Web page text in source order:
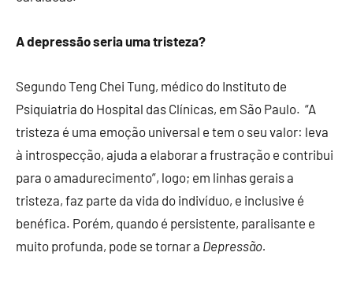
A depressão seria uma tristeza?
Segundo Teng Chei Tung, médico do Instituto de
Psiquiatria do Hospital das Clínicas, em São Paulo. “A
tristeza é uma emoção universal e tem o seu valor: leva
à introspecção, ajuda a elaborar a frustração e contribui
para o amadurecimento”, logo; em linhas gerais a
tristeza, faz parte da vida do indivíduo, e inclusive é
benéfica. Porém, quando é persistente, paralisante e
muito profunda, pode se tornar a Depressão.